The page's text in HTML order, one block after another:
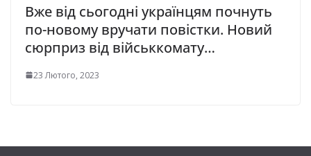
Вже від сьогодні українцям почнуть
по-новому вручати повістки. Новий
сюрприз від військкомату…
23 Лютого, 2023